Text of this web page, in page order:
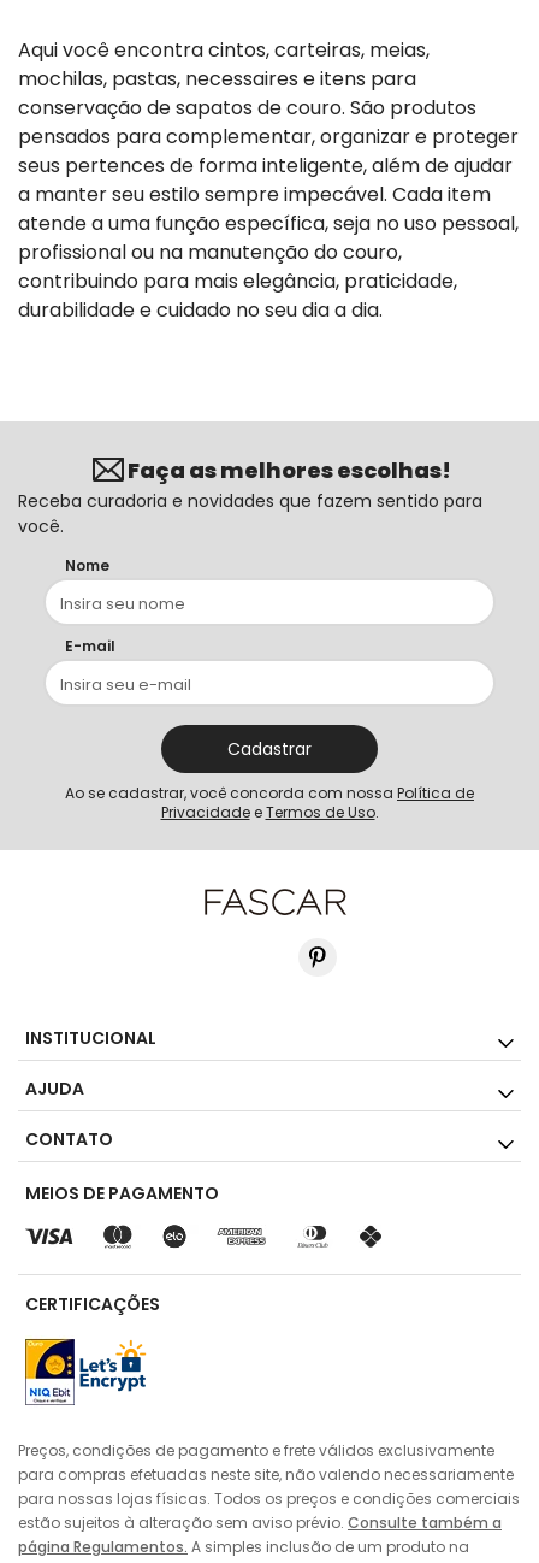
Aqui você encontra cintos, carteiras, meias,
mochilas, pastas, necessaires e itens para
conservação de sapatos de couro. São produtos
pensados para complementar, organizar e proteger
seus pertences de forma inteligente, além de ajudar
a manter seu estilo sempre impecável. Cada item
atende a uma função específica, seja no uso pessoal,
profissional ou na manutenção do couro,
contribuindo para mais elegância, praticidade,
durabilidade e cuidado no seu dia a dia.
Faça as melhores escolhas!
Receba curadoria e novidades que fazem sentido para
você.
Nome
E-mail
Cadastrar
Ao se cadastrar, você concorda com nossa Política de
Privacidadee Termos de Uso.
INSTITUCIONAL
AJUDA
CONTATO
MEIOS DE PAGAMENTO
CERTIFICAÇÕES
Preços, condições de pagamento e frete válidos exclusivamente
para compras efetuadas neste site, não valendo necessariamente
para nossas lojas físicas. Todos os preços e condições comerciais
estão sujeitos à alteração sem aviso prévio. Consulte também a
página Regulamentos. A simples inclusão de um produto na